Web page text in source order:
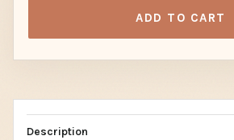
ADD TO CART
Description